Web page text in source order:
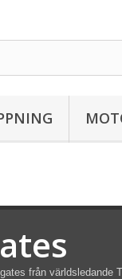
från världsledande